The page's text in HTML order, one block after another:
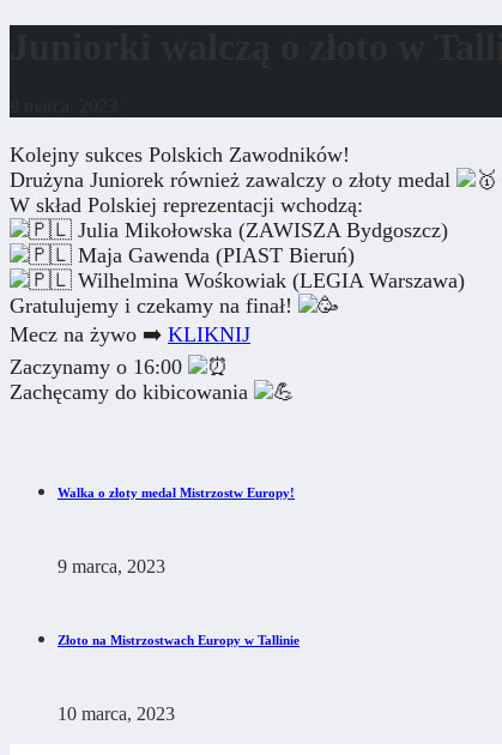
Kolejny sukces Polskich Zawodników!
Drużyna Juniorek również zawalczy o złoty medal
W skład Polskiej reprezentacji wchodzą:
Julia Mikołowska (ZAWISZA Bydgoszcz)
Maja Gawenda (PIAST Bieruń)
Wilhelmina Wośkowiak (LEGIA Warszawa)
Gratulujemy i czekamy na finał!
Mecz na żywo ➡️ KLIKNIJ
Zaczynamy o 16:00
Zachęcamy do kibicowania
Walka o złoty medal Mistrzostw Europy!
9 marca, 2023
Złoto na Mistrzostwach Europy w Tallinie
10 marca, 2023